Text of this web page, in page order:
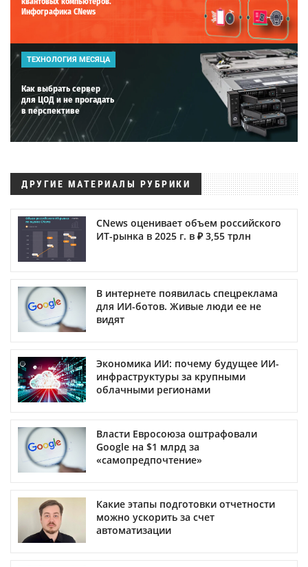
Инфографика CNews
ТЕХНОЛОГИЯ МЕСЯЦА
Как выбрать сервер
для ЦОД и не прогадать
в перспективе
ДРУГИЕ МАТЕРИАЛЫ РУБРИКИ
CNews оценивает объем российского
ИТ-рынка в 2025 г. в ₽ 3,55 трлн
В интернете появилась спецреклама
для ИИ-ботов. Живые люди ее не
видят
Экономика ИИ: почему будущее ИИ-
инфраструктуры за крупными
облачными регионами
Власти Евросоюза оштрафовали
Google на $1 млрд за
«самопредпочтение»
Какие этапы подготовки отчетности
можно ускорить за счет
автоматизации